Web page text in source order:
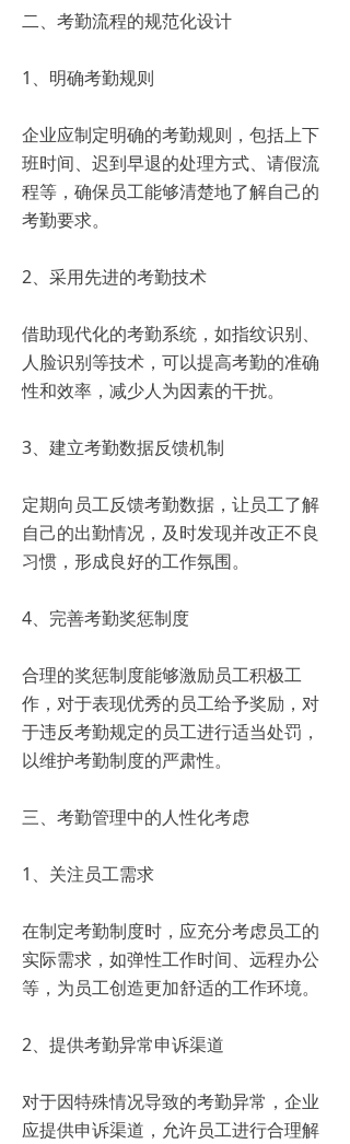
二、考勤流程的规范化设计
1、明确考勤规则
企业应制定明确的考勤规则，包括上下
班时间、迟到早退的处理方式、请假流
程等，确保员工能够清楚地了解自己的
考勤要求。
2、采用先进的考勤技术
借助现代化的考勤系统，如指纹识别、
人脸识别等技术，可以提高考勤的准确
性和效率，减少人为因素的干扰。
3、建立考勤数据反馈机制
定期向员工反馈考勤数据，让员工了解
自己的出勤情况，及时发现并改正不良
习惯，形成良好的工作氛围。
4、完善考勤奖惩制度
合理的奖惩制度能够激励员工积极工
作，对于表现优秀的员工给予奖励，对
于违反考勤规定的员工进行适当处罚，
以维护考勤制度的严肃性。
三、考勤管理中的人性化考虑
1、关注员工需求
在制定考勤制度时，应充分考虑员工的
实际需求，如弹性工作时间、远程办公
等，为员工创造更加舒适的工作环境。
2、提供考勤异常申诉渠道
对于因特殊情况导致的考勤异常，企业
应提供申诉渠道，允许员工进行合理解